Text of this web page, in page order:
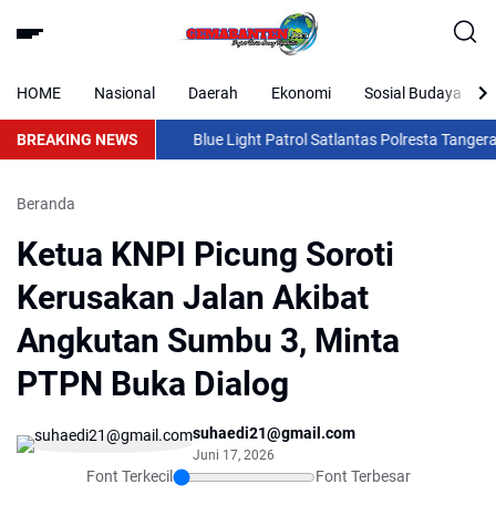
HOME Nasional Daerah Ekonomi Sosial Budaya
BREAKING NEWS Blue Light Patrol Satlantas Polresta
Beranda
Ketua KNPI Picung Soroti
Kerusakan Jalan Akibat
Angkutan Sumbu 3, Minta
PTPN Buka Dialog
suhaedi21@gmail.com
Juni 17, 2026
Font Terkecil Font Terbesar